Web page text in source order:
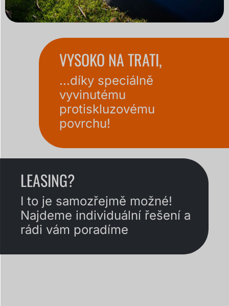
VYSOKO NA TRATI,
...díky speciálně
vyvinutému
protiskluzovému
povrchu!
LEASING?
I to je samozřejmě možné!
Najdeme individuální řešení a
rádi vám poradíme